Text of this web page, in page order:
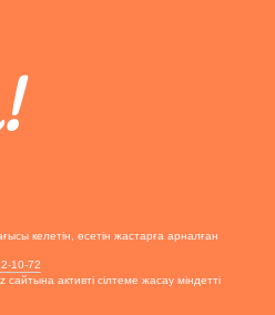
келетін, өсетін жастарға арналған
10-72
активті сілтеме жасау міндетті